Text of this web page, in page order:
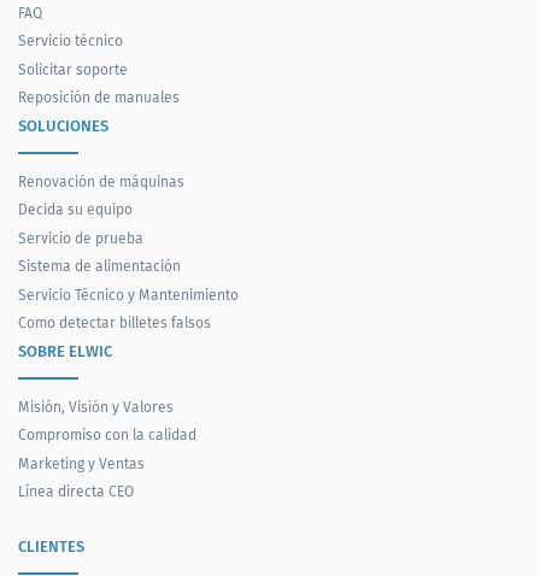
FAQ
Servicio técnico
Solicitar soporte
Reposición de manuales
SOLUCIONES
Renovación de máquinas
Decida su equipo
Servicio de prueba
Sistema de alimentación
Servicio Técnico y Mantenimiento
Como detectar billetes falsos
SOBRE ELWIC
Misión, Visión y Valores
Compromiso con la calidad
Marketing y Ventas
Línea directa CEO
CLIENTES